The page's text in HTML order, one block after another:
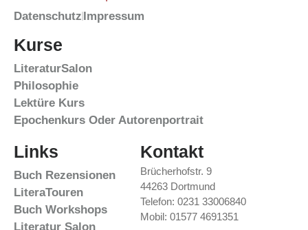
Datenschutz Impressum
Kurse
LiteraturSalon
Philosophie
Lektüre Kurs
Epochenkurs Oder Autorenportrait
Links
Buch Rezensionen
LiteraTouren
Buch Workshops
Literatur Salon
Kontakt
Brücherhofstr. 9
44263 Dortmund
Telefon: 0231 33006840
Mobil: 01577 4691351